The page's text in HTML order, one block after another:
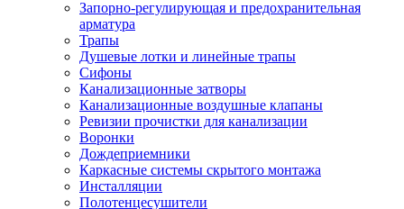
Запорно-регулирующая и предохранительная
арматура
Трапы
Душевые лотки и линейные трапы
Сифоны
Канализационные затворы
Канализационные воздушные клапаны
Ревизии прочистки для канализации
Воронки
Дождеприемники
Каркасные системы скрытого монтажа
Инсталляции
Полотенцесушители